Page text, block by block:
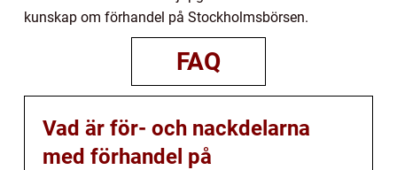
kunskap om förhandel på Stockholmsbörsen.
FAQ
Vad är för- och nackdelarna
med förhandel på